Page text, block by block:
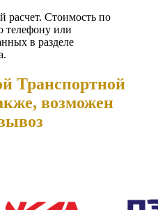
расчет. Стоимость по
телефону или
в разделе
Транспортной
возможен